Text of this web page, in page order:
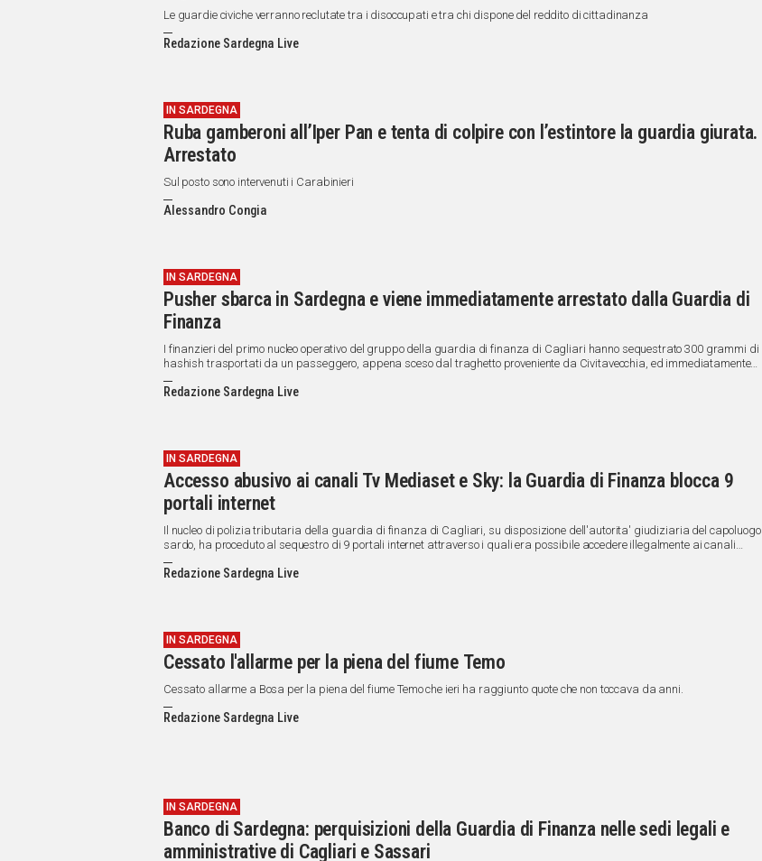
Le guardie civiche verranno reclutate tra i disoccupati e tra chi dispone del reddito di cittadinanza
Redazione Sardegna Live
IN SARDEGNA
Ruba gamberoni all’Iper Pan e tenta di colpire con l’estintore la guardia giurata.
Arrestato
Sul posto sono intervenuti i Carabinieri
Alessandro Congia
IN SARDEGNA
Pusher sbarca in Sardegna e viene immediatamente arrestato dalla Guardia di
Finanza
I finanzieri del primo nucleo operativo del gruppo della guardia di finanza di Cagliari hanno sequestrato 300 grammi di
hashish trasportati da un passeggero, appena sceso dal traghetto proveniente da Civitavecchia, ed immediatamente
tratto in arresto.
Redazione Sardegna Live
IN SARDEGNA
Accesso abusivo ai canali Tv Mediaset e Sky: la Guardia di Finanza blocca 9
portali internet
Il nucleo di polizia tributaria della guardia di finanza di Cagliari, su disposizione dell'autorita' giudiziaria del capoluogo
sardo, ha proceduto al sequestro di 9 portali internet attraverso i quali era possibile accedere illegalmente ai canali
Mediaset e Sky.
Redazione Sardegna Live
IN SARDEGNA
Cessato l'allarme per la piena del fiume Temo
Cessato allarme a Bosa per la piena del fiume Temo che ieri ha raggiunto quote che non toccava da anni.
Redazione Sardegna Live
IN SARDEGNA
Banco di Sardegna: perquisizioni della Guardia di Finanza nelle sedi legali e
amministrative di Cagliari e Sassari